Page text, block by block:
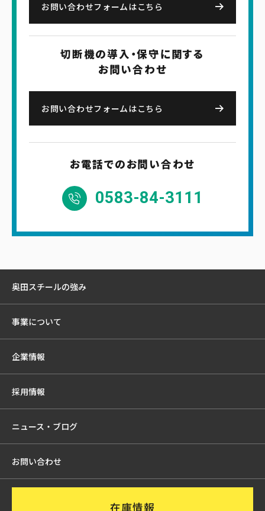
お問い合わせフォームはこちら
切断機の導入・保守に関する
お問い合わせ
お問い合わせフォームはこちら
お電話でのお問い合わせ
0583-84-3111
奥田スチールの強み
事業について
企業情報
採用情報
ニュース・ブログ
お問い合わせ
在庫情報